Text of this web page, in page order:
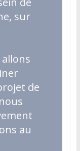
sur
de
au